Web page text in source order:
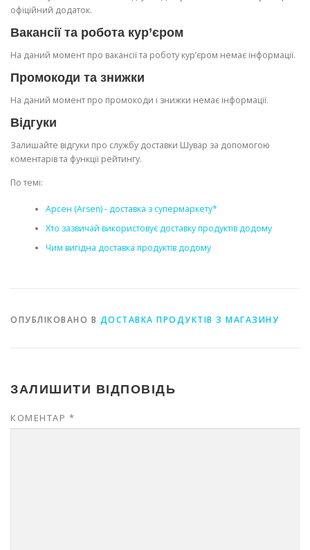
офіційний додаток.
Вакансії та робота кур’єром
На даний момент про вакансії та роботу кур’єром немає інформації.
Промокоди та знижки
На даний момент про промокоди і знижки немає інформації.
Відгуки
Залишайте відгуки про службу доставки Шувар за допомогою
коментарів та функції рейтингу.
По темі:
Арсен (Arsen) - доставка з супермаркету*
Хто зазвичай використовує доставку продуктів додому
Чим вигідна доставка продуктів додому
ОПУБЛІКОВАНО В ДОСТАВКА ПРОДУКТІВ З МАГАЗИНУ
ЗАЛИШИТИ ВІДПОВІДЬ
КОМЕНТАР *